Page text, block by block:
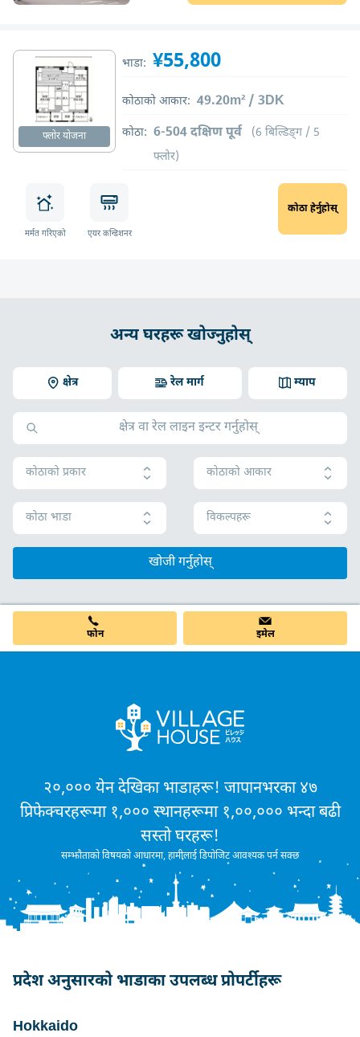
फ्लोर योजना
भाडा: ¥55,800
कोठाको आकार: 49.20m² / 3DK
कोठा: 6-504 दक्षिण पूर्व
(6 बिल्डिङ्ग / 5
फ्लोर)
मर्मत गरिएको एयर कन्डिशनर
कोठा हेर्नुहोस्
अन्य घरहरू खोज्नुहोस्
क्षेत्र म्याप
रेल मार्ग
कोठाको प्रकार कोठाको आकार
कोठा भाडा विकल्पहरू
खोजी गर्नुहोस्
फोन इमेल
२०,००० येन देखिका भाडाहरू! जापानभरका ४७
प्रिफेक्चरहरूमा १,००० स्थानहरूमा १,००,००० भन्दा बढी
सस्तो घरहरू!
सम्झौताको विषयको आधारमा, हामीलाई डिपोजिट आवश्यक पर्न सक्छ
प्रदेश अनुसारको भाडाका उपलब्ध प्रोपर्टीहरू
Hokkaido